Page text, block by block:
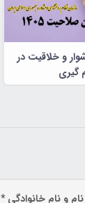
و خلاقیت در
گیری
نام و نام خانوادگی *